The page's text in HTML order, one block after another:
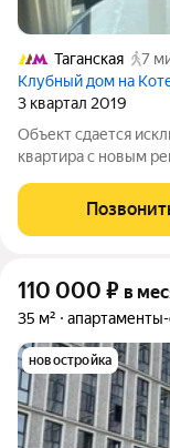
Таганская
7
Клубный дом на
3 квартал 2019
Объект сдается
квартира с новым
Квартира
Канальная система
110 000 ₽ в
35 м²
новостройка